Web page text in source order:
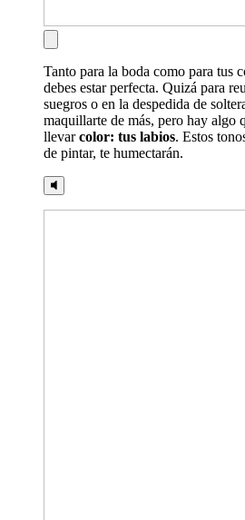
Tanto para la boda como para tus
debes estar perfecta. Quizá para
suegros o en la despedida de
maquillarte de más, pero hay algo
llevarcolor: tus labios. Estos
de pintar, te humectarán.